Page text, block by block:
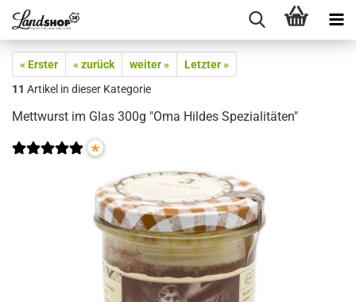
« Erster « zurück weiter »
Letzter »
11 Artikel in dieser Kategorie
Mettwurst im Glas 300g "Oma Hildes Spezialitäten"
*